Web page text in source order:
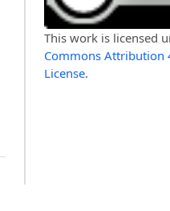
This work is licensed
Commons Attribution
License.